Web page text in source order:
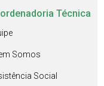
Técnica
Somos
Social